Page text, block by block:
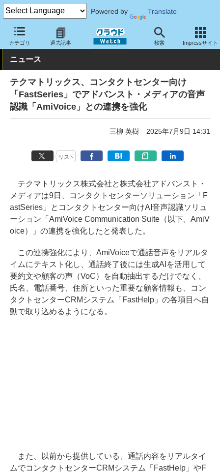
Powered by Translate
カテゴリ 過去記事 検索 Impressサイト
クラウド Watch サービス・ソフト サービス コミュニケーショ
ニュース
テクマトリックス、コンタクトセンター向け
「FastSeries」でアドバンスト・メディアの音声
認識「AmiVoice」との連携を強化
三柳 英樹 2025年7月9日 14:31
リスト
テクマトリックス株式会社と株式会社アドバンスト・
メディアは9日、コンタクトセンターソリューション「F
astSeries」とコンタクトセンター向けAI音声認識ソリュ
ーション「AmiVoice Communication Suite（以下、AmiV
oice）」の連携を強化したと発表した。
この連携強化により、AmiVoiceで通話音声をリアルタ
イムにテキスト化し、通話終了後には生成AIを活用して
要約文や顧客の声（VoC）を自動抽出するだけでなく、
氏名、電話番号、住所といった重要な顧客情報も、コン
タクトセンターCRMシステム「FastHelp」の各項目へ自
動で取り込めるようになる。
また、以前から提供している、通話内容をリアルタイ
ムでコンタクトセンターCRMシステム「FastHelp」やF